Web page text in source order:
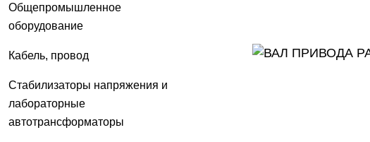
Общепромышленное
оборудование
Кабель, провод
Стабилизаторы напряжения и
лабораторные
автотрансформаторы